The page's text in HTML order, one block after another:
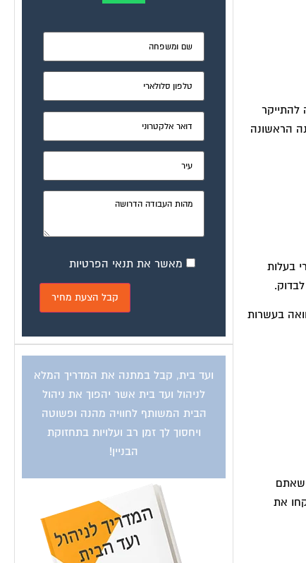
להתייקר
הראשונה
בעלות
בעשרות
שאתם
את
מאשר את תנאי הפרטיות
ועד בית, קבל במתנה את המדריך המלא
לניהול ועד בית אשר יהפוך את ניהול
הבית המשותף לחוויה מהנה ופשוטה
ויחסוך לך זמן רב ועלויות בתחזוקת
הבניין!